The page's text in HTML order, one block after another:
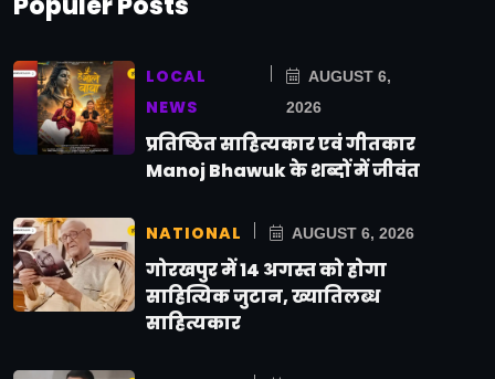
LOCAL
NEWS
AUGUST 6,
2026
प्रतिष्ठित साहित्यकार एवं गीतकार
Manoj Bhawuk के शब्दों में जीवंत
NATIONAL AUGUST 6, 2026
गोरखपुर में 14 अगस्त को होगा
साहित्यिक जुटान, ख्यातिलब्ध
साहित्यकार